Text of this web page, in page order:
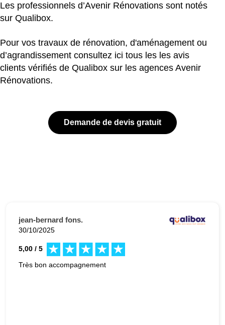
Les professionnels d’Avenir Rénovations sont notés
sur Qualibox.
Pour vos travaux de rénovation, d'aménagement ou
d’agrandissement consultez ici tous les les avis
clients vérifiés de Qualibox sur les agences Avenir
Rénovations.
Demande de devis gratuit
jean-bernard fons.
30/10/2025
5,00 / 5
Très bon accompagnement